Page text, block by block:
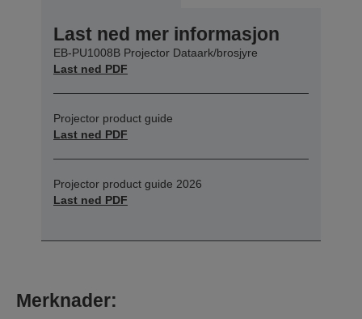
Last ned mer informasjon
EB-PU1008B Projector Dataark/brosjyre
Last ned PDF
Projector product guide
Last ned PDF
Projector product guide 2026
Last ned PDF
Merknader: